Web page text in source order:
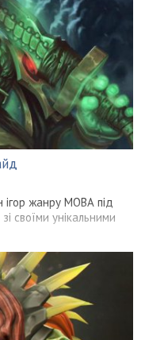
ігор жанру МОВА під
своїми унікальними